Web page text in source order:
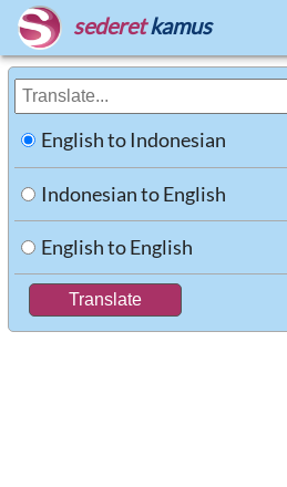
sederet kamus
English to Indonesian
Indonesian to English
English to English